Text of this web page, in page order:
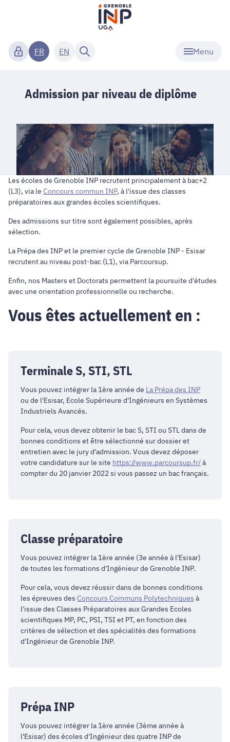
Menu
FR EN
Admission par niveau de diplôme
Les écoles de Grenoble INP recrutent principalement à bac+2
(L3), via le Concours commun INP, à l'issue des classes
préparatoires aux grandes écoles scientifiques.
Des admissions sur titre sont également possibles, après
sélection.
La Prépa des INP et le premier cycle de Grenoble INP - Esisar
recrutent au niveau post-bac (L1), via Parcoursup.
Enfin, nos Masters et Doctorats permettent la poursuite d'études
avec une orientation professionnelle ou recherche.
Vous êtes actuellement en :
Terminale S, STI, STL
Vous pouvez intégrer la 1ère année de La Prépa des INP
ou de l'Esisar, Ecole Supérieure d'Ingénieurs en Systèmes
Industriels Avancés.
Pour cela, vous devez obtenir le bac S, STI ou STL dans de
bonnes conditions et être sélectionné sur dossier et
entretien avec le jury d'admission. Vous devez déposer
votre candidature sur le site https://www.parcoursup.fr/à
compter du 20 janvier 2022 si vous passez un bac français.
Classe préparatoire
Vous pouvez intégrer la 1ère année (3e année à l'Esisar)
de toutes les formations d'Ingénieur de Grenoble INP.
Pour cela, vous devez réussir dans de bonnes conditions
les épreuves des Concours Communs Polytechniques à
l'issue des Classes Préparatoires aux Grandes Ecoles
scientifiques MP, PC, PSI, TSI et PT, en fonction des
critères de sélection et des spécialités des formations
d'Ingénieur de Grenoble INP.
Prépa INP
Vous pouvez intégrer la 1ère année (3ème année à
l'Esisar) des écoles d'Ingénieur des quatre INP de